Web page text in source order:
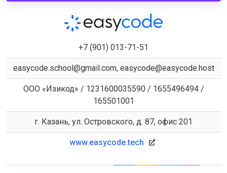
+7 (901) 013-71-51
easycode.school@gmail.com, easycode@easycode.host
ООО «Изикод» / 1231600035590 / 1655496494 /
165501001
г. Казань, ул. Островского, д. 87, офис 201
www.easycode.tech